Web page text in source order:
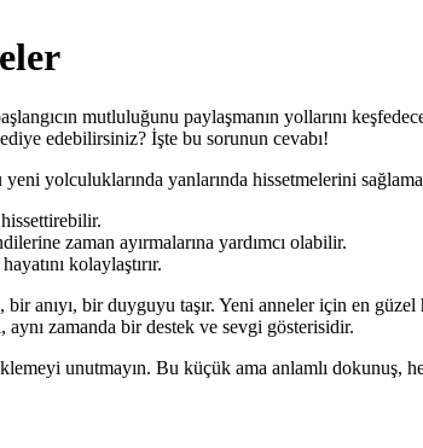
mutluluğunu paylaşmanın yollarını
edebilirsiniz? İşte bu sorunun cevabı!
yolculuklarında yanlarında hissetmelerini
zaman ayırmalarına yardımcı olabilir.
kolaylaştırır.
bir anıyı, bir duyguyu taşır. Yeni anneler için en
zamanda bir destek ve sevgi gösterisidir.
unutmayın. Bu küçük ama anlamlı dokunuş,